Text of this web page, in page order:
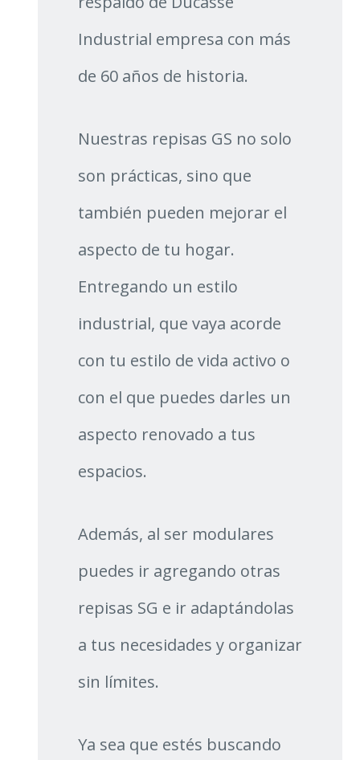
Industrial empresa con más
de 60 años de historia.
Nuestras repisas GS no solo
son prácticas, sino que
también pueden mejorar el
aspecto de tu hogar.
Entregando un estilo
industrial, que vaya acorde
con tu estilo de vida activo o
con el que puedes darles un
aspecto renovado a tus
espacios.
Además, al ser modulares
puedes ir agregando otras
repisas SG e ir adaptándolas
a tus necesidades y organizar
sin límites.
Ya sea que estés buscando